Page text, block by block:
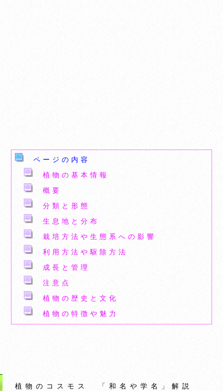
ページの内容
植物の基本情報
概要
分類と形態
生息地と分布
栽培方法や生態系への影響
利用方法や駆除方法
成長と管理
注意点
植物の歴史と文化
植物の特徴や魅力
植物のコスモス 「和名や学名」解説